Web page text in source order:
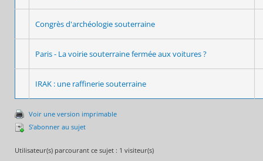
Congrès d'archéologie souterraine
Paris - La voirie souterraine fermée aux voitures ?
IRAK : une raffinerie souterraine
Voir une version imprimable
S’abonner au sujet
Utilisateur(s) parcourant ce sujet : 1 visiteur(s)